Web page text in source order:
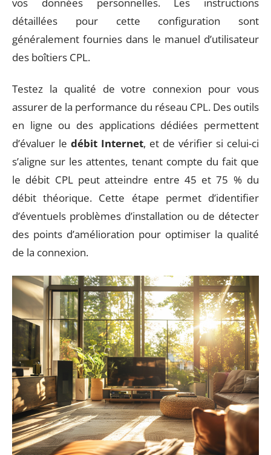
détaillées pour cette configuration sont
généralement fournies dans le manuel d’utilisateur
des boîtiers CPL.
Testez la qualité de votre connexion pour vous
assurer de la performance du réseau CPL. Des outils
en ligne ou des applications dédiées permettent
d’évaluer le débit Internet, et de vérifier si celui-ci
s’aligne sur les attentes, tenant compte du fait que
le débit CPL peut atteindre entre 45 et 75 % du
débit théorique. Cette étape permet d’identifier
d’éventuels problèmes d’installation ou de détecter
des points d’amélioration pour optimiser la qualité
de la connexion.